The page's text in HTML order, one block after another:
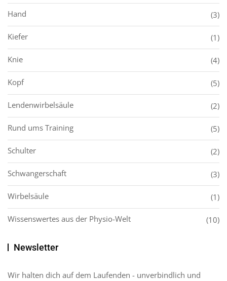
Hand (3)
Kiefer (1)
Knie (4)
Kopf (5)
Lendenwirbelsäule (2)
Rund ums Training (5)
Schulter (2)
Schwangerschaft (3)
Wirbelsäule (1)
Wissenswertes aus der Physio-Welt (10)
Newsletter
Wir halten dich auf dem Laufenden - unverbindlich und